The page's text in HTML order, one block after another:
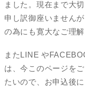
ました。現在まで大
申し訳御座いません
の為にも寛大なご理
またLINE や
は、今このページを
たいので、お申込後